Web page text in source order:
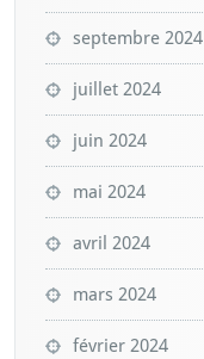
septembre 2024
juillet 2024
juin 2024
mai 2024
avril 2024
mars 2024
février 2024